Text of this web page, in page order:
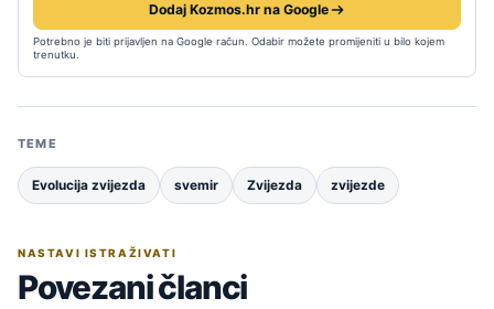
Dodaj Kozmos.hr na Google
Potrebno je biti prijavljen na Google račun. Odabir možete promijeniti u bilo kojem
trenutku.
TEME
Evolucija zvijezda svemir Zvijezda zvijezde
NASTAVI ISTRAŽIVATI
Povezani članci